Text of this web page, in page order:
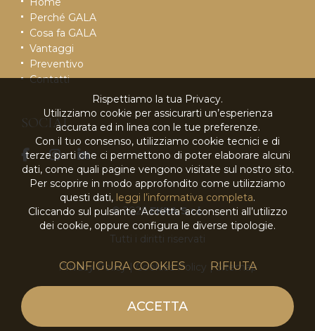
Perché GALA
Cosa fa GALA
Vantaggi
Preventivo
Contatti
SOCIAL
© 2026EKRA S.r.l.
Tutti i diritti riservati
Privacy Policy|Cookies Policy |Sitemap
Rispettiamo la tua Privacy.
Utilizziamo cookie per assicurarti un’esperienza
accurata ed in linea con le tue preferenze.
Con il tuo consenso, utilizziamo cookie tecnici e di
terze parti che ci permettono di poter elaborare alcuni
dati, come quali pagine vengono visitate sul nostro sito.
Per scoprire in modo approfondito come utilizziamo
questi dati, leggi l’informativa completa.
Cliccando sul pulsante ‘Accetta’ acconsenti all’utilizzo
dei cookie, oppure configura le diverse tipologie.
CONFIGURA COOKIES RIFIUTA
ACCETTA